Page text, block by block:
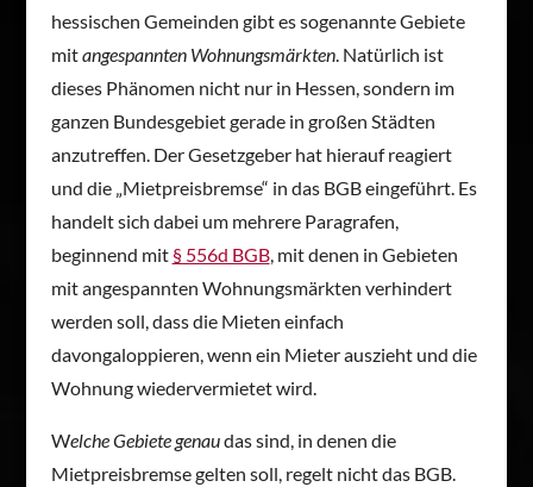
hessischen Gemeinden gibt es sogenannte Gebiete
mitangespannten Wohnungsmärkten. Natürlich ist
dieses Phänomen nicht nur in Hessen, sondern im
ganzen Bundesgebiet gerade in großen Städten
anzutreffen. Der Gesetzgeber hat hierauf reagiert
und die „Mietpreisbremse“ in das BGB eingeführt. Es
handelt sich dabei um mehrere Paragrafen,
beginnend mit § 556d BGB, mit denen in Gebieten
mit angespannten Wohnungsmärkten verhindert
werden soll, dass die Mieten einfach
davongaloppieren, wenn ein Mieter auszieht und die
Wohnung wiedervermietet wird.
Welche Gebiete genaudas sind, in denen die
Mietpreisbremse gelten soll, regelt nicht das BGB.